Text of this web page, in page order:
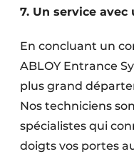
7. Un service avec
En concluant un
ABLOY Entrance
plus grand
Nos techniciens
spécialistes qui
doigts vos portes